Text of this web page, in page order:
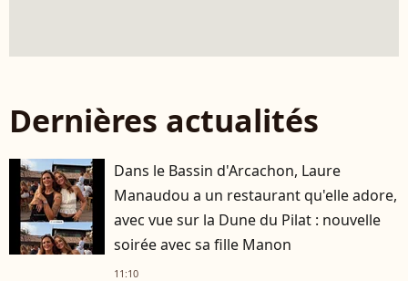
Dernières actualités
Dans le Bassin d'Arcachon, Laure
Manaudou a un restaurant qu'elle adore,
avec vue sur la Dune du Pilat : nouvelle
soirée avec sa fille Manon
11:10